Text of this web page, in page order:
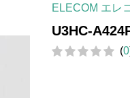
ELECOM エレ
U3HC-
(0